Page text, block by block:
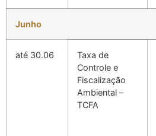
Junho
até 30.06
Taxa de
Controle e
Fiscalização
Ambiental –
TCFA